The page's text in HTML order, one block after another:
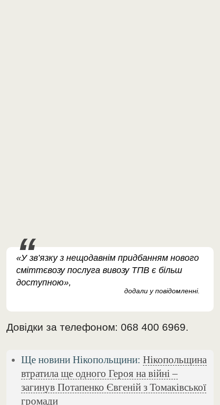
«У зв’язку з нещодавнім придбанням нового
сміттєвозу послуга вивозу ТПВ є більш
доступною»,
додали у повідомленні.
Довідки за телефоном: 068 400 6969.
Ще новини Нікопольщини:Нікопольщина
втратила ще одного Героя на війні –
загинув Потапенко Євгеній з Томаківської
громади